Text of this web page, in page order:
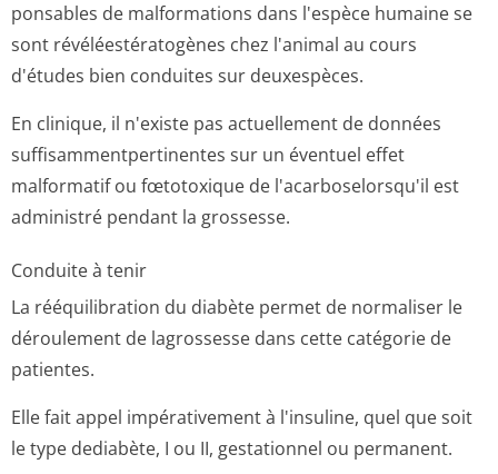
ponsables de malformations dans l'espèce humaine se
sont révéléestératogènes chez l'animal au cours
d'études bien conduites sur deuxespèces.
En clinique, il n'existe pas actuellement de données
suffisammentper­tinentes sur un éventuel effet
malformatif ou fœtotoxique de l'acarboselorsqu'il est
administré pendant la grossesse.
Conduite à tenir
La rééquilibration du diabète permet de normaliser le
déroulement de lagrossesse dans cette catégorie de
patientes.
Elle fait appel impérativement à l'insuline, quel que soit
le type dediabète, I ou II, gestationnel ou permanent.